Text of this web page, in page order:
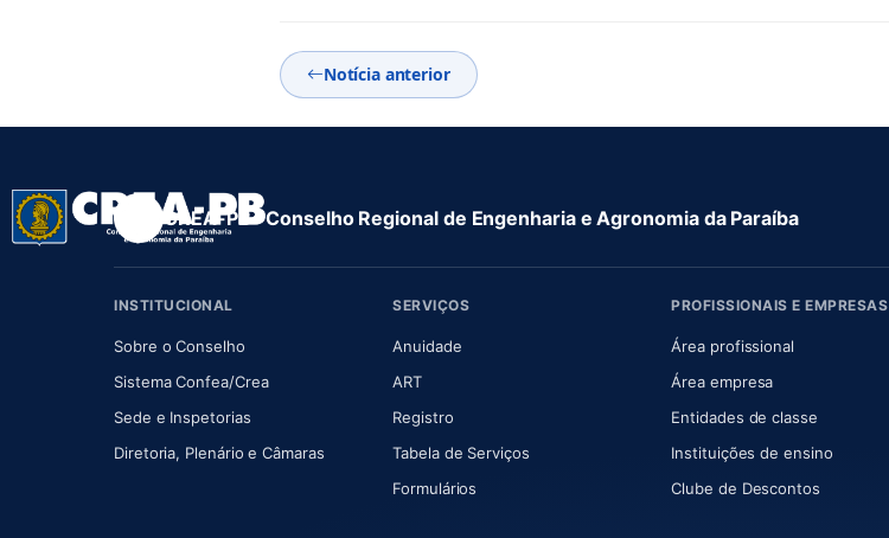
Notícia anterior
CREA-PB · Conselho Regional de Engenharia e Agronomia da Paraíba
INSTITUCIONAL
Sobre o Conselho(abre em nova aba)
Sistema Confea/Crea(abre em nova aba)
Sede e Inspetorias
Diretoria, Plenário e Câmaras(abre em nova aba)
SERVIÇOS
Anuidade(abre em nova aba)
ART(abre em nova aba)
Registro
Tabela de Serviços
Formulários
PROFISSIONAIS E EMPRESAS
Área profissional
Área empresa
Entidades de classe
Instituições de ensino
Clube de Descontos